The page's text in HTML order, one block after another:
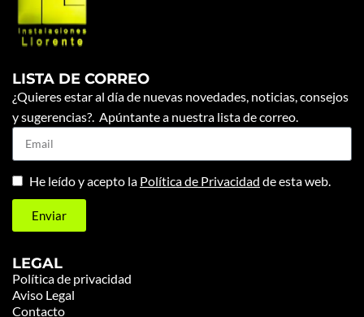
LISTA DE CORREO
¿Quieres estar al día de nuevas novedades, noticias, consejos
y sugerencias?. Apúntante a nuestra lista de correo.
He leído y acepto la Política de Privacidad de esta web.
Enviar
LEGAL
Política de privacidad
Aviso Legal
Contacto